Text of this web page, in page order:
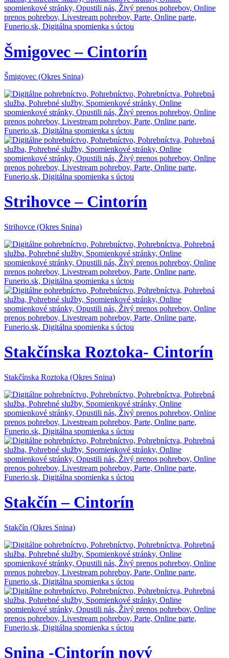
Šmigovec – Cintorín
Šmigovec (Okres Snina)
Strihovce – Cintorín
Strihovce (Okres Snina)
Stakčínska Roztoka- Cintorín
Stakčínska Roztoka (Okres Snina)
Stakčín – Cintorín
Stakčín (Okres Snina)
Snina -Cintorín nový